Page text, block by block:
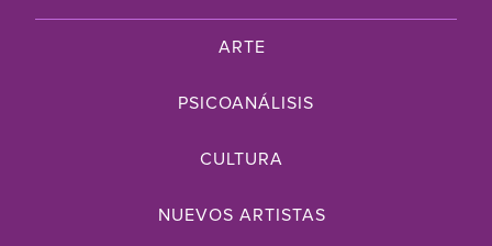
ARTE
PSICOANÁLISIS
CULTURA
NUEVOS ARTISTAS